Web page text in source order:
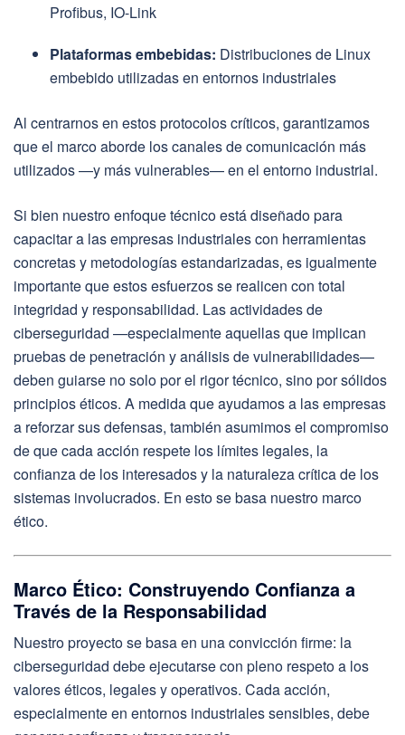
Profibus, IO-Link
Plataformas embebidas: Distribuciones de Linux
embebido utilizadas en entornos industriales
Al centrarnos en estos protocolos críticos, garantizamos
que el marco aborde los canales de comunicación más
utilizados —y más vulnerables— en el entorno industrial.
Si bien nuestro enfoque técnico está diseñado para
capacitar a las empresas industriales con herramientas
concretas y metodologías estandarizadas, es igualmente
importante que estos esfuerzos se realicen con total
integridad y responsabilidad. Las actividades de
ciberseguridad —especialmente aquellas que implican
pruebas de penetración y análisis de vulnerabilidades—
deben guiarse no solo por el rigor técnico, sino por sólidos
principios éticos. A medida que ayudamos a las empresas
a reforzar sus defensas, también asumimos el compromiso
de que cada acción respete los límites legales, la
confianza de los interesados y la naturaleza crítica de los
sistemas involucrados. En esto se basa nuestro marco
ético.
Marco Ético: Construyendo Confianza a
Través de la Responsabilidad
Nuestro proyecto se basa en una convicción firme: la
ciberseguridad debe ejecutarse con pleno respeto a los
valores éticos, legales y operativos. Cada acción,
especialmente en entornos industriales sensibles, debe